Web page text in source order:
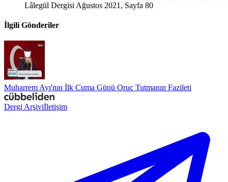
Lâlegül Dergisi Ağustos 2021, Sayfa 80
İlgili Gönderiler
Muharrem Ayı'nın İlk Cuma Günü Oruç Tutmanın Fazileti
Dergi Arşiviİletişim